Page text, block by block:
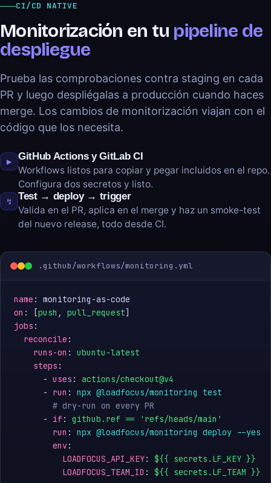
CI/CD NATIVE
Monitorización en tu pipeline de
despliegue
Prueba las comprobaciones contra staging en cada
PR y luego despliégalas a producción cuando haces
merge. Los cambios de monitorización viajan con el
código que los necesita.
▶
GitHub Actions y GitLab CI
Workflows listos para copiar y pegar incluidos en el repo.
Configura dos secretos y listo.
↯
Test → deploy → trigger
Valida en el PR, aplica en el merge y haz un smoke-test
del nuevo release, todo desde CI.
.github/workflows/monitoring.yml
name
on : [push , pull_request
jobs :
reconcile :
runs-on : ubuntu-latest
steps :
      -
uses : actions/checkout@v4
      -
run : npx @loadfocus/monitoring test
# dry-run on every PR
      -
if : github.ref == 'refs/heads/main'
run : npx @loadfocus/monitoring deploy --yes
env:
LOADFOCUS_API_KEY: ${{ secrets.LF_KEY }}
LOADFOCUS_TEAM_ID : ${{ secrets.LF_TEAM }}